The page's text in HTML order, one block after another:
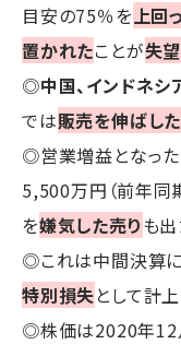
目安の75％を 上回
置かれたことが失
◎中国、インドネシ
では販売を伸ばした
◎営業増益となった
5,500万円（前年同
を嫌気した売りも
◎これは中間決算
特別損失として計
◎株価は2020年12